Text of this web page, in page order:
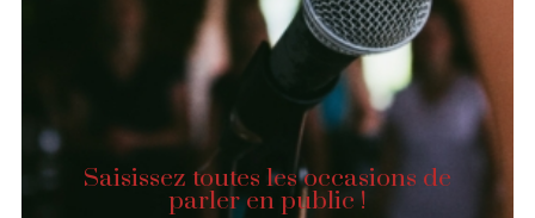
Saisissez toutes les occasions de
parler en public !